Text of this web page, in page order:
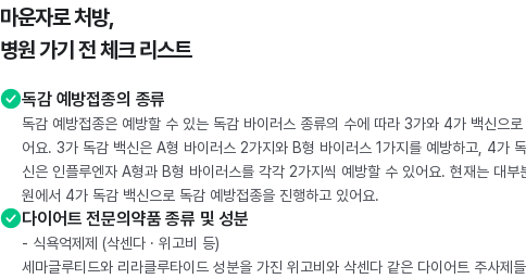
마운자로 처방,
병원 가기 전 체크 리스트
독감 예방접종의 종류
독감 예방접종은 예방할 수 있는 독감 바이러스 종류의 수에 따라 3가와 4가 백신으로
어요. 3가 독감 백신은 A형 바이러스 2가지와 B형 바이러스 1가지를 예방하고, 4가
신은 인플루엔자 A형과 B형 바이러스를 각각 2가지씩 예방할 수 있어요. 현재는 대부
원에서 4가 독감 백신으로 독감 예방접종을 진행하고 있어요.
다이어트 전문의약품 종류 및 성분
- 식욕억제제 (삭센다 · 위고비 등)
세마글루티드와 리라클루타이드 성분을 가진 위고비와 삭센다 같은 다이어트 주사제